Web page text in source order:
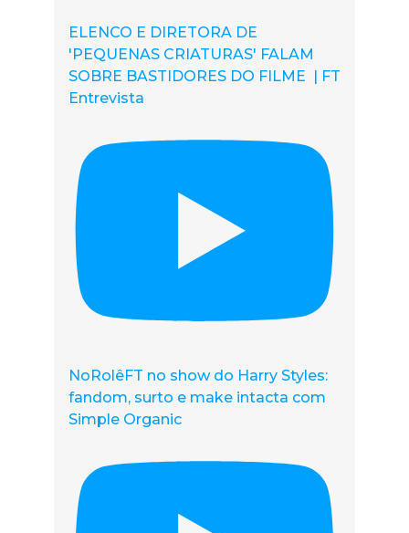
ELENCO E DIRETORA DE
'PEQUENAS CRIATURAS' FALAM
SOBRE BASTIDORES DO FILME | FT
Entrevista
NoRolêFT no show do Harry Styles:
fandom, surto e make intacta com
Simple Organic